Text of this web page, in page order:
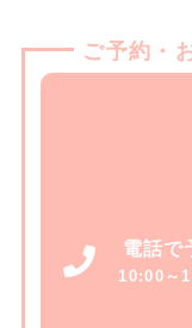
ご予約・
電話で
10:00～